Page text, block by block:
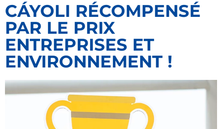
CÁYOLI RÉCOMPENSÉ
PAR LE PRIX
ENTREPRISES ET
ENVIRONNEMENT !